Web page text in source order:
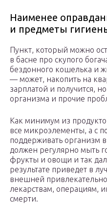
Наименее
и предметы
Пункт, который можно
в басне про скупого
бездонного кошелька и
— может, накопить на
зарплатой и получится,
организма и прочие
Как минимум из
все микроэлементы, а с
поддерживать организм
должен регулярно мыть
фрукты и овощи и так
результате приведет в
внешней
лекарствам, операциям,
смерти.